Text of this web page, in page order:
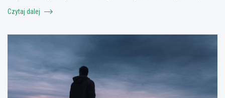
Czytaj dalej